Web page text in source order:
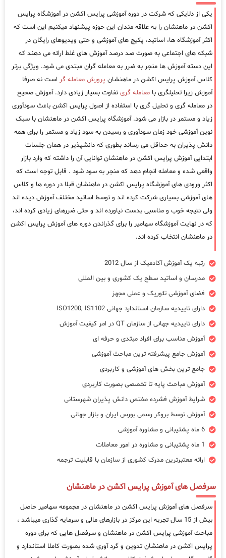
یکی از دلایکی که شرکت در دوره آموزشی پرایس اکشن در آموزشگاه پرایس
اکشن در ماهنشان را به علاقه مندان این حوزه پیشنهاد میکنیم این است که
اکثر آموزشگاه ها، اساتید، پکیج های آموزشی و حتی ویدیوهای رایگان در
شبکه های اجتماعی به صورت صد درصد آموزش های غلط ارائه می دهند که
این دسته آموزش ها منجر به ضرر به معامله گران مبتدی می شود. ویژگی برتر
کلاس آموزش پرایس اکشن در ماهنشان پرورش معامله گر است نه صرفا
آموزش زیرا تحلیلگری با معامله گری تفاوت بسیار زیادی دارد. آموزش صحیح
در معامله گری و تحلیل گری با استفاده از اصول پرایس اکشن باعث سودآوری
زیاد و مستمر در بازار می شود. آموزشگاه پرایس اکشن در ماهنشان با سبک
نوین آموزشی خود زمان سودآوری و رسیدن به سود زیاد و مستمر را برای همه
دانش پذیران به حداقل می رساند بطوری که دانشپذیر در همان جلسات
ابتدایی آموزش پرایس اکشن در ماهنشان توانایی آن را داشته که وارد بازار
واقعی شده و معامله انجام دهد که منجر به سود شود . قابل توجه است که
اکثر ورودی های آموزشگاه پرایس اکشن در ماهنشان قبلا در دوره ها و کلاس
های آموزشی بسیاری شرکت کرده اند و توسط اساتید مختلف آموزش دیده اند
ولی نتیجه خوب و مناسبی بدست نیاورده اند و حتی ضررهای زیادی کرده اند،
که در نهایت آموزشگاه سهامیر را برای گذراندن دوره های آموزش پرایس اکشن
در ماهنشان انتخاب کرده اند.
رتبه یک آموزش آکادمیک از سال 2012
مدرسان و اساتید سطح یک کشوری و بین المللی
فضای آموزشی تئوریک و عملی مجهز
دارای تاییدیه سازمان استاندارد جهانی ISO1200, IS1102
دارای تاییدیه جهانی از سازمان QT در امر کیفیت آموزش
آموزش مناسب برای افراد مبتدی و حرفه ای
آموزش جامع پیشرفته ترین مباحث آموزشی
جامع ترین بخش های آموزشی و کاربردی
آموزش مباحث پایه تا تخصصی بصورت کاربردی
شرایط آموزش فشرده مختص دانش پذیران شهرستانی
آموزش توسط بروکر رسمی بورس ایران و بازار جهانی
6 ماه پشتیبانی و مشاوره آموزشی
1 ماه پشتیبانی و مشاوره در امور معاملات
ارائه معتبرترین مدرک کشوری از سازمان با قابلیت ترجمه
سرفصل های آموزش پرایس اکشن در ماهنشان
سرفصل های آموزش پرایس اکشن در ماهنشان در مجموعه سهامیر حاصل
بیش از 15 سال تجربه این مرکز در بازارهای مالی و سرمایه گذاری میباشد ،
مباحث آموزشی پرایس اکشن در ماهنشان و سرفصل هایی که برای دوره
پرایس اکشن در ماهنشان تدوین و گرد آوری شده بصورت کاملا استاندارد و